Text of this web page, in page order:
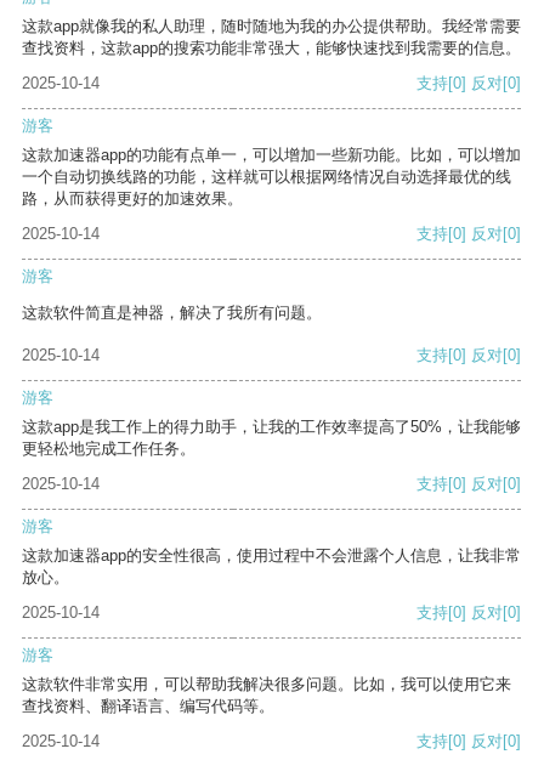
这款app就像我的私人助理，随时随地为我的办公提供帮助。我经常需要
查找资料，这款app的搜索功能非常强大，能够快速找到我需要的信息。
2025-10-14
支持[0] 反对[0]
游客
这款加速器app的功能有点单一，可以增加一些新功能。比如，可以增加
一个自动切换线路的功能，这样就可以根据网络情况自动选择最优的线
路，从而获得更好的加速效果。
2025-10-14
支持[0] 反对[0]
游客
这款软件简直是神器，解决了我所有问题。
2025-10-14 支持[0] 反对[0]
游客
这款app是我工作上的得力助手，让我的工作效率提高了50%，让我能够
更轻松地完成工作任务。
2025-10-14
支持[0] 反对[0]
游客
这款加速器app的安全性很高，使用过程中不会泄露个人信息，让我非常
放心。
2025-10-14
支持[0] 反对[0]
游客
这款软件非常实用，可以帮助我解决很多问题。比如，我可以使用它来
查找资料、翻译语言、编写代码等。
2025-10-14
支持[0] 反对[0]